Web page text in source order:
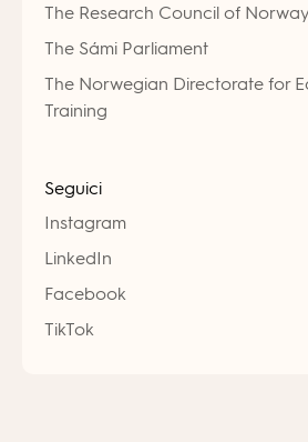
The Research Council of Norway
The Sámi Parliament
The Norwegian Directorate for
Training
Seguici
Instagram
LinkedIn
Facebook
TikTok